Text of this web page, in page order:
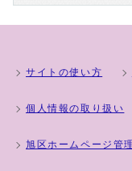
サイトの使い方
個人情報の取り扱い
旭区ホームページ管